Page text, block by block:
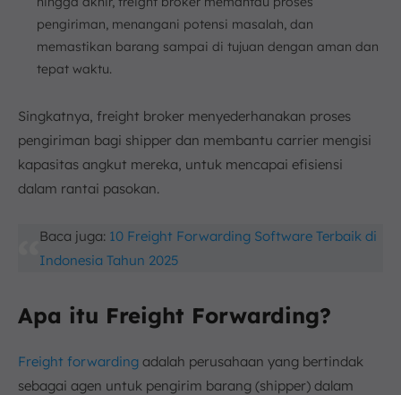
pengiriman, menangani potensi masalah, dan
memastikan barang sampai di tujuan dengan aman dan
tepat waktu.
Singkatnya, freight broker menyederhanakan proses
pengiriman bagi shipper dan membantu carrier mengisi
kapasitas angkut mereka, untuk mencapai efisiensi
dalam rantai pasokan.
Baca juga: 10 Freight Forwarding Software Terbaik di
Indonesia Tahun 2025
Apa itu Freight Forwarding?
Freight forwarding adalah perusahaan yang bertindak
sebagai agen untuk pengirim barang (shipper) dalam